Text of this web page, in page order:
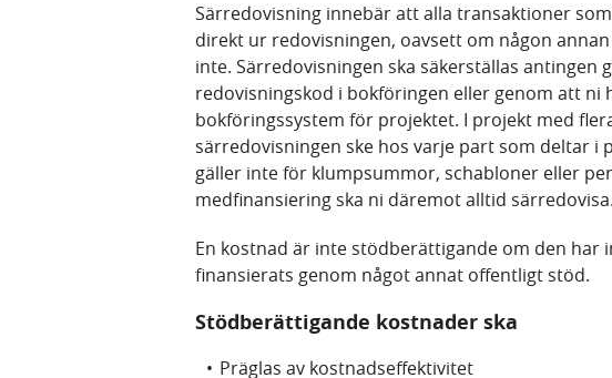
Särredovisning innebär att alla transaktioner
direkt ur redovisningen, oavsett om någon
inte. Särredovisningen ska säkerställas antingen
redovisningskod i bokföringen eller genom att ni
bokföringssystem för projektet. I projekt med
särredovisningen ske hos varje part som deltar i
gäller inte för klumpsummor, schabloner eller
medfinansiering ska ni däremot alltid särredovisa.
En kostnad är inte stödberättigande om den har
finansierats genom något annat offentligt stöd.
Stödberättigande kostnader ska
Präglas av kostnadseffektivitet